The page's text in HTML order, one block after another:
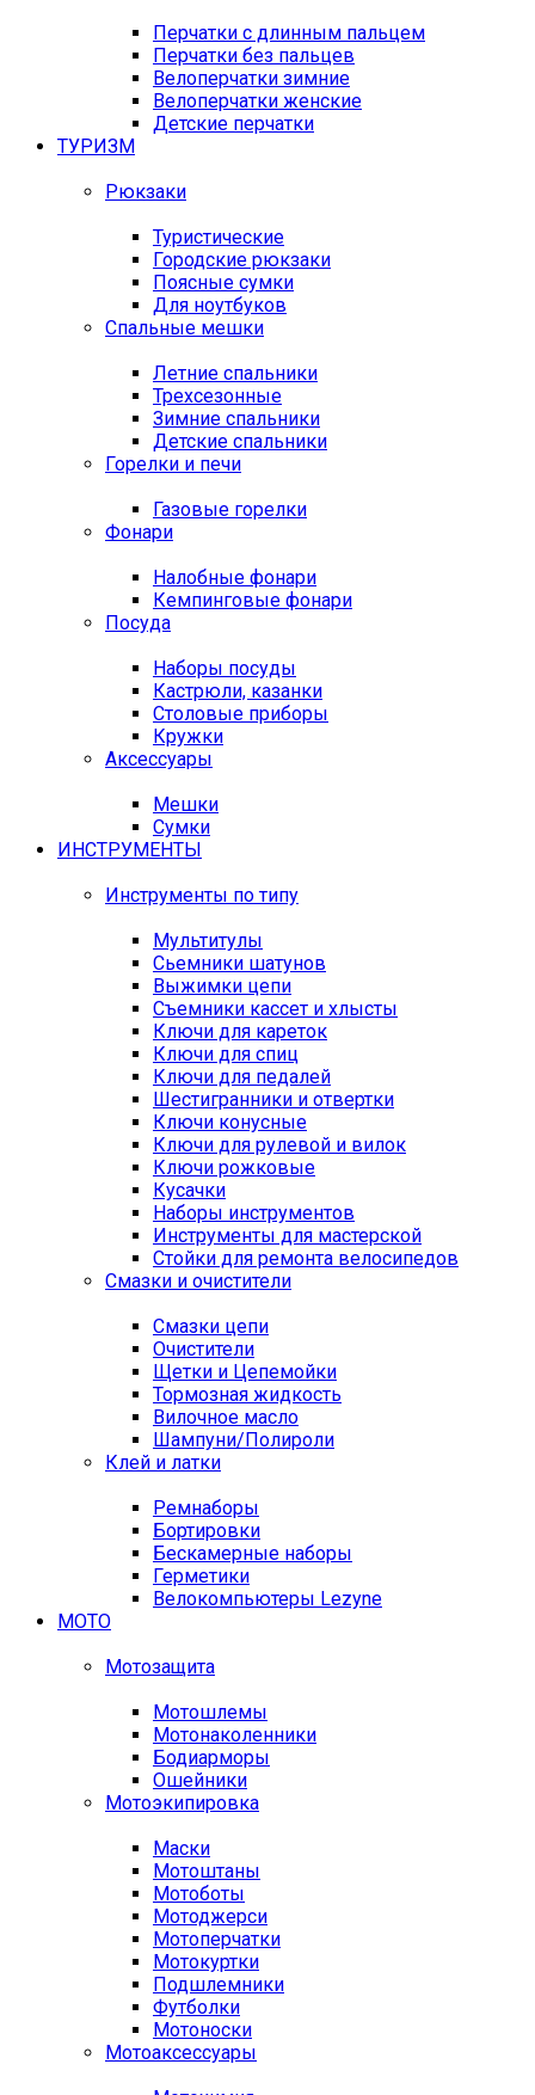
Перчатки с длинным пальцем
Перчатки без пальцев
Велоперчатки зимние
Велоперчатки женские
Детские перчатки
ТУРИЗМ
Рюкзаки
Туристические
Городские рюкзаки
Поясные сумки
Для ноутбуков
Спальные мешки
Летние спальники
Трехсезонные
Зимние спальники
Детские спальники
Горелки и печи
Газовые горелки
Фонари
Налобные фонари
Кемпинговые фонари
Посуда
Наборы посуды
Кастрюли, казанки
Столовые приборы
Кружки
Аксессуары
Мешки
Сумки
ИНСТРУМЕНТЫ
Инструменты по типу
Мультитулы
Сьемники шатунов
Выжимки цепи
Съемники кассет и хлысты
Ключи для кареток
Ключи для спиц
Ключи для педалей
Шестигранники и отвертки
Ключи конусные
Ключи для рулевой и вилок
Ключи рожковые
Кусачки
Наборы инструментов
Инструменты для мастерской
Стойки для ремонта велосипедов
Смазки и очистители
Смазки цепи
Очистители
Щетки и Цепемойки
Тормозная жидкость
Вилочное масло
Шампуни/Полироли
Клей и латки
Ремнаборы
Бортировки
Бескамерные наборы
Герметики
Велокомпьютеры Lezyne
МОТО
Мотозащита
Мотошлемы
Мотонаколенники
Бодиарморы
Ошейники
Мотоэкипировка
Маски
Мотоштаны
Мотоботы
Мотоджерси
Мотоперчатки
Мотокуртки
Подшлемники
Футболки
Мотоноски
Мотоаксессуары